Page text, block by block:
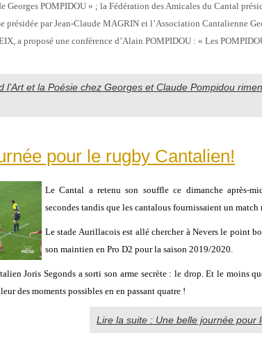
POMPIDOU » ; la Fédération des Amicales du Cantal
par Jean-Claude MAGRIN et l’Association Cantalienne
a proposé une conférence d’Alain POMPIDOU : « Les
l’Art et la Poésie chez Georges et Claude Pompidou
pour le rugby Cantalien!
Le Cantal a retenu son souffle ce dimanche après-
secondes tandis que les cantalous fournissaient un match
Le stade Aurillacois est allé chercher à Nevers le point
son maintien en Pro D2 pour la saison 2019/2020.
Joris Segonds a sorti son arme secrète : le drop. Et le moins
des moments possibles en en passant quatre !
Lire la suite : Une belle journée pour